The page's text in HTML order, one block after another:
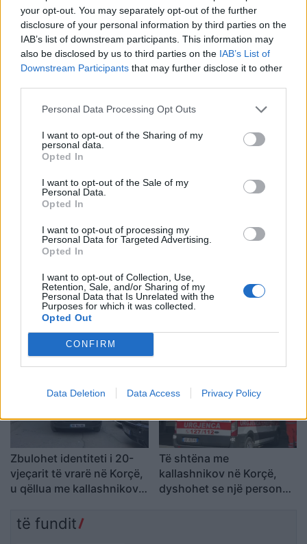
your opt-out. You may separately opt-out of the further
disclosure of your personal information by third parties on the
IAB’s list of downstream participants. This information may
also be disclosed by us to third parties on the IAB’s List of
Downstream Participants that may further disclose it to other
Personal Data Processing Opt Outs
I want to opt-out of the Sharing of my
personal data.
Opted In
I want to opt-out of the Sale of my
Personal Data.
Opted In
I want to opt-out of processing my
Personal Data for Targeted Advertising.
Opted In
I want to opt-out of Collection, Use,
Retention, Sale, and/or Sharing of my
Personal Data that Is Unrelated with the
Purposes for which it was collected.
Opted Out
CONFIRM
Data Deletion Data Access Privacy Policy
disa familje në Koilac,
flakët afrohen pranë
banesave
konfliktit dhe gjendet një
thikë pranë viktimës
Zelensky pas takimit me
Vuçiçin: Ukraina nuk e
do ta njohë Kosovën
Rama: 1.100 gjoba për
nisin së shpejti
Vrasja në Korçë/ 20-
vjeçari u ndoq me
kallashnikov dhe u
ekzekutua në një pallat,
autori i dyshuar dhe
Britania përballet me valën
temperaturat mund të
Zbulohet identiteti i 20-
vjeçarit të vrarë në Korçë,
u qëllua me kallashnikov
Të shtëna me
kallashnikov në Korçë,
dyshohet se një person
të fundit